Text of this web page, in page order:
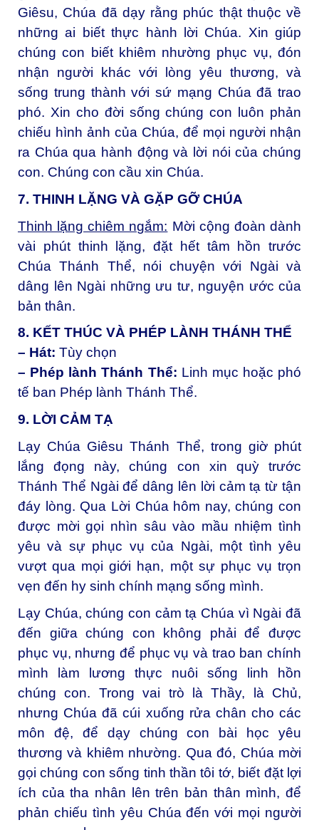
Giêsu, Chúa đã dạy rằng phúc thật thuộc về
những ai biết thực hành lời Chúa. Xin giúp
chúng con biết khiêm nhường phục vụ, đón
nhận người khác với lòng yêu thương, và
sống trung thành với sứ mạng Chúa đã trao
phó. Xin cho đời sống chúng con luôn phản
chiếu hình ảnh của Chúa, để mọi người nhận
ra Chúa qua hành động và lời nói của chúng
con. Chúng con cầu xin Chúa.
7. THINH LẶNG VÀ GẶP GỠ CHÚA
Thinh lặng chiêm ngắm: Mời cộng đoàn dành
vài phút thinh lặng, đặt hết tâm hồn trước
Chúa Thánh Thể, nói chuyện với Ngài và
dâng lên Ngài những ưu tư, nguyện ước của
bản thân.
8. KẾT THÚC VÀ PHÉP LÀNH THÁNH THỂ
– Hát: Tùy chọn
– Phép lành Thánh Thể: Linh mục hoặc phó
tế ban Phép lành Thánh Thể.
9. LỜI CẢM TẠ
Lạy Chúa Giêsu Thánh Thể, trong giờ phút
lắng đọng này, chúng con xin quỳ trước
Thánh Thể Ngài để dâng lên lời cảm tạ từ tận
đáy lòng. Qua Lời Chúa hôm nay, chúng con
được mời gọi nhìn sâu vào mầu nhiệm tình
yêu và sự phục vụ của Ngài, một tình yêu
vượt qua mọi giới hạn, một sự phục vụ trọn
vẹn đến hy sinh chính mạng sống mình.
Lạy Chúa, chúng con cảm tạ Chúa vì Ngài đã
đến giữa chúng con không phải để được
phục vụ, nhưng để phục vụ và trao ban chính
mình làm lương thực nuôi sống linh hồn
chúng con. Trong vai trò là Thầy, là Chủ,
nhưng Chúa đã cúi xuống rửa chân cho các
môn đệ, để dạy chúng con bài học yêu
thương và khiêm nhường. Qua đó, Chúa mời
gọi chúng con sống tinh thần tôi tớ, biết đặt lợi
ích của tha nhân lên trên bản thân mình, để
phản chiếu tình yêu Chúa đến với mọi người